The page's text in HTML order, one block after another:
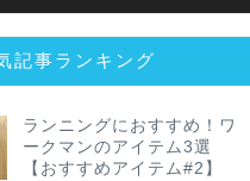
記事ランキング
ランニングにおすすめ！ワ
ークマンのアイテム3選
【おすすめアイテム#2】